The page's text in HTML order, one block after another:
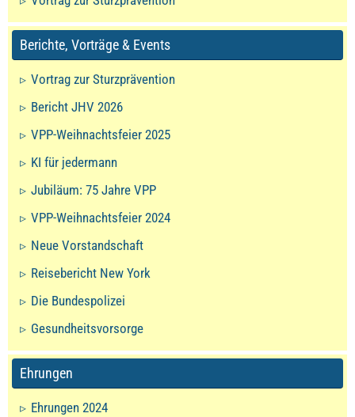
Berichte, Vorträge & Events
Vortrag zur Sturzprävention
Bericht JHV 2026
VPP-Weihnachtsfeier 2025
KI für jedermann
Jubiläum: 75 Jahre VPP
VPP-Weihnachtsfeier 2024
Neue Vorstandschaft
Reisebericht New York
Die Bundespolizei
Gesundheitsvorsorge
Ehrungen
Ehrungen 2024